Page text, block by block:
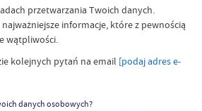
przetwarzania Twoich danych.
informacje, które z pewnością
wątpliwości.
kolejnych pytań na email [podaj adres e-
danych osobowych?